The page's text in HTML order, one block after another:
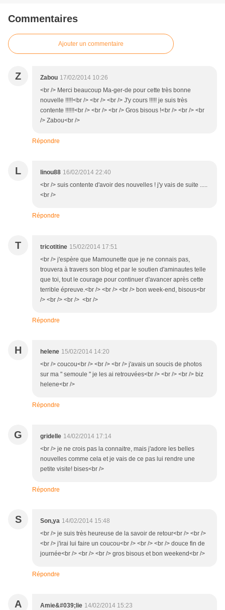
Commentaires
Ajouter un commentaire
Z Zabou 17/02/2014 10:26
<br /> Merci beaucoup Ma-ger-de pour cette très bonne
nouvelle !!!!!<br /> <br /> <br /> J'y cours !!!!! je suis très
contente !!!!!!<br /> <br /> <br /> Gros bisous !<br /> <br /> <br
/> Zabou<br />
Répondre
L linou88 16/02/2014 22:40
<br /> suis contente d'avoir des nouvelles ! j'y vais de suite .....
<br />
Répondre
T tricotitine 15/02/2014 17:51
<br /> j'espère que Mamounette que je ne connais pas,
trouvera à travers son blog et par le soutien d'aminautes telle
que toi, tout le courage pour continuer d'avancer après cette
terrible épreuve.<br /> <br /> <br /> bon week-end, bisous<br
/> <br /> <br /> <br />
Répondre
H helene 15/02/2014 14:20
<br /> coucou<br /> <br /> <br /> j'avais un soucis de photos
sur ma " semoule " je les ai retrouvées<br /> <br /> <br /> biz
helene<br />
Répondre
G gridelle 14/02/2014 17:14
<br /> je ne crois pas la connaitre, mais j'adore les belles
nouvelles comme cela et je vais de ce pas lui rendre une
petite visite! bises<br />
Répondre
S Son,ya 14/02/2014 15:48
<br /> je suis très heureuse de la savoir de retour<br /> <br />
<br /> j'irai lui faire un coucou<br /> <br /> <br /> douce fin de
journée<br /> <br /> <br /> gros bisous et bon weekend<br />
Répondre
A Amie&#039;lie 14/02/2014 15:23